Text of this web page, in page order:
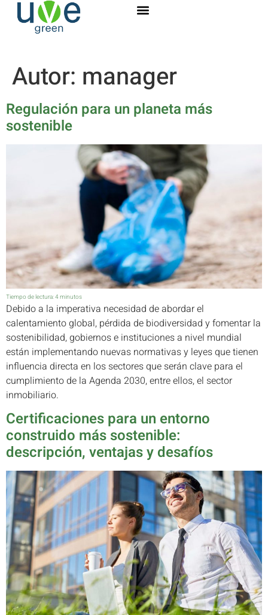
Autor: manager
Regulación para un planeta más
sostenible
Tiempo de lectura:4 minutos
Debido a la imperativa necesidad de abordar el
calentamiento global, pérdida de biodiversidad y fomentar la
sostenibilidad, gobiernos e instituciones a nivel mundial
están implementando nuevas normativas y leyes que tienen
influencia directa en los sectores que serán clave para el
cumplimiento de la Agenda 2030, entre ellos, el sector
inmobiliario.
Certificaciones para un entorno
construido más sostenible:
descripción, ventajas y desafíos